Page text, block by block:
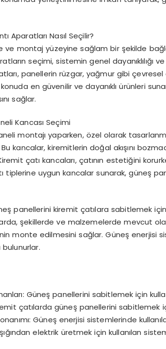
Aparatları Nasıl Seçilir?
ve montaj yüzeyine sağlam bir şekilde
seçimi, sistemin genel dayanıklılığı
panellerin rüzgar, yağmur gibi çevresel
en güvenilir ve dayanıklı ürünleri
sağlar.
Kancası Seçimi
montajı yaparken, özel olarak
kancalar, kiremitlerin doğal akışını
çatı kancaları, çatının estetiğini
tiplerine uygun kancalar sunarak, güneş
panellerini kiremit çatılara sabitlemek
şekillerde ve malzemelerde mevcut
monte edilmesini sağlar. Güneş enerjisi
bulunurlar.
Güneş panellerini sabitlemek için
çatılarda güneş panellerini sabitlemek
Güneş enerjisi sistemlerinde
elektrik üretmek için kullanılan